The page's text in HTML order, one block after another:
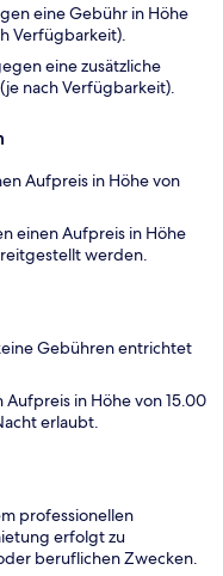
eine Gebühr in Höhe
Verfügbarkeit).
eine zusätzliche
nach Verfügbarkeit).
Aufpreis in Höhe von
einen Aufpreis in Höhe
werden.
Gebühren entrichtet
in Höhe von 15.00
erlaubt.
professionellen
erfolgt zu
beruflichen Zwecken.